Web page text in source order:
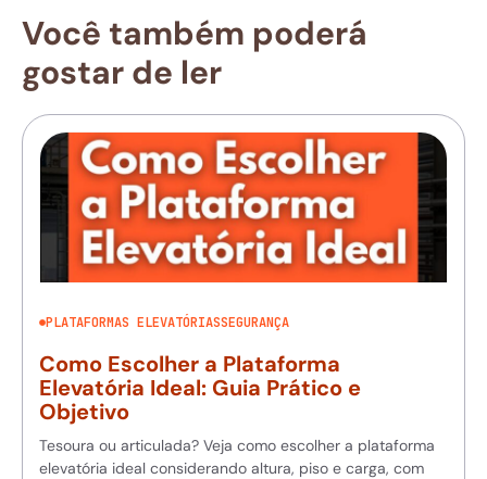
Você também poderá
gostar de ler
PLATAFORMAS ELEVATÓRIASSEGURANÇA
Como Escolher a Plataforma
Elevatória Ideal: Guia Prático e
Objetivo
Tesoura ou articulada? Veja como escolher a plataforma
elevatória ideal considerando altura, piso e carga, com